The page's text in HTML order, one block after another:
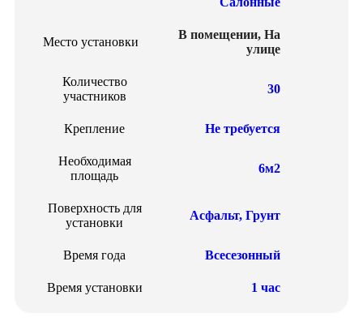
Место установки
В помещении, На
улице
Количество
участников
30
Крепление Не требуется
Необходимая
площадь
6м2
Поверхность для
установки
Асфальт, Грунт
Время года Всесезонный
Время установки 1 час